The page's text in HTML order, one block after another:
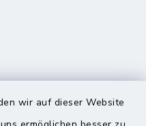
wir auf dieser Website